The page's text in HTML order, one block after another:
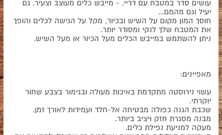
עושים סדר במטבח עם דריי. - מייבש כלים מעוצב וצעיר. גם
יעיל וגם מהמם...
חוסך המון מקום על השיש ובכיור, מקל על הגישה לכלים והופך
את המטבח שלך לנקי ומסודר יותר.
ניתן להשתמש במייבש הכלים מעל הכיור או מעל השיש.
מאפיינים:
עשוי נירוסטה מתקדמת באיכות מעולה ובגימור בצבע שחור
יוקרתי.
שכבת הגנה כפולה מבטיחה אל-חלד ועמידות לאורך זמן.
מבנה מסגרת חזק ויציב ביותר.
מעקה למניעת נפילת כלים.